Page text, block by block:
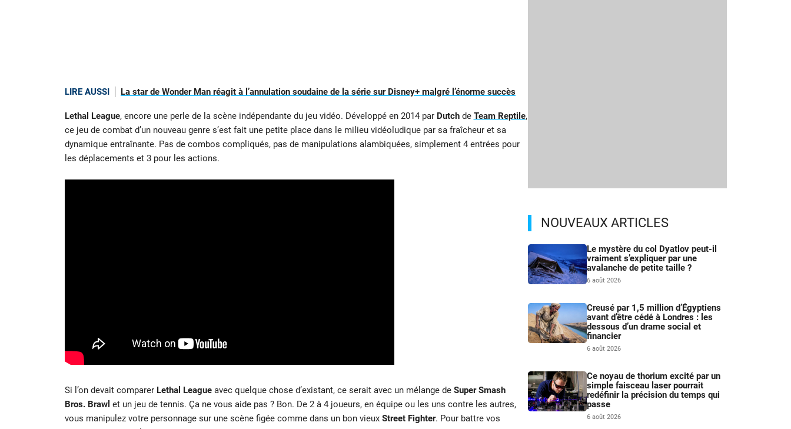
LIRE AUSSI La star de Wonder Man réagit à l’annulation soudaine de la série sur Disney+ malgré l’énorme succès
Lethal League, encore une perle de la scène indépendante du jeu vidéo. Développé en 2014 par Dutchde Team Reptile,
ce jeu de combat d’un nouveau genre s’est fait une petite place dans le milieu vidéoludique par sa fraîcheur et sa
dynamique entraînante. Pas de combos compliqués, pas de manipulations alambiquées, simplement 4 entrées pour
les déplacements et 3 pour les actions.
Si l’on devait comparer Lethal Leagueavec quelque chose d’existant, ce serait avec un mélange de Super Smash
Bros. Brawl et un jeu de tennis. Ça ne vous aide pas ? Bon. De 2 à 4 joueurs, en équipe ou les uns contre les autres,
vous manipulez votre personnage sur une scène figée comme dans un bon vieux Street Fighter. Pour battre vos
NOUVEAUX ARTICLES
Le mystère du col Dyatlov peut-il
vraiment s’expliquer par une
avalanche de petite taille ?
6 août 2026
Creusé par 1,5 million d’Égyptiens
avant d’être cédé à Londres : les
dessous d’un drame social et
financier
6 août 2026
Ce noyau de thorium excité par un
simple faisceau laser pourrait
redéfinir la précision du temps qui
passe
6 août 2026